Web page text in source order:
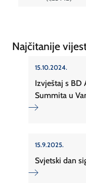
Najčitanije
15.10.2024.
Izvještaj s BD
Summita u
15.9.2025.
Svjetski dan